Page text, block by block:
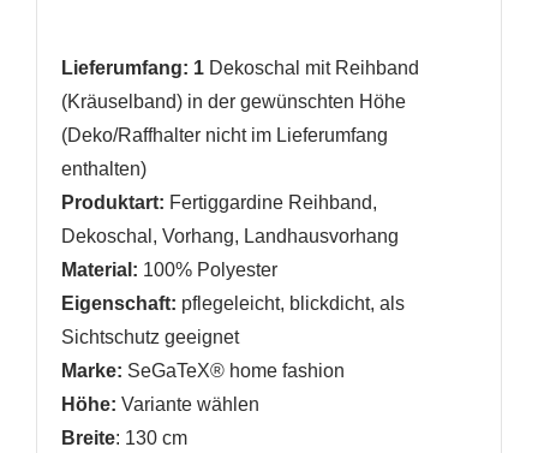
Lieferumfang: 1 Dekoschal mit Reihband
(Kräuselband) in der gewünschten Höhe
(Deko/Raffhalter nicht im Lieferumfang
enthalten)
Produktart: Fertiggardine Reihband,
Dekoschal, Vorhang, Landhausvorhang
Material: 100% Polyester
Eigenschaft: pflegeleicht, blickdicht, als
Sichtschutz geeignet
Marke: SeGaTeX® home fashion
Höhe: Variante wählen
Breite: 130 cm